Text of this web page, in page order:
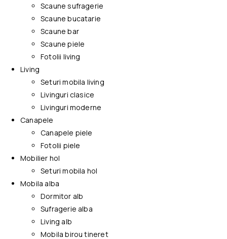
Scaune sufragerie
Scaune bucatarie
Scaune bar
Scaune piele
Fotolii living
Living
Seturi mobila living
Livinguri clasice
Livinguri moderne
Canapele
Canapele piele
Fotolii piele
Mobilier hol
Seturi mobila hol
Mobila alba
Dormitor alb
Sufragerie alba
Living alb
Mobila birou tineret